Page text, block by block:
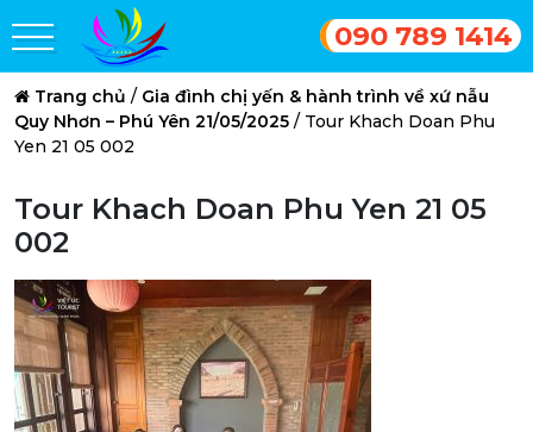
090 789 1414
Trang chủ / Gia đình chị yến & hành trình về xứ nẫu
Quy Nhơn – Phú Yên 21/05/2025 / Tour Khach Doan Phu
Yen 21 05 002
Tour Khach Doan Phu Yen 21 05
002